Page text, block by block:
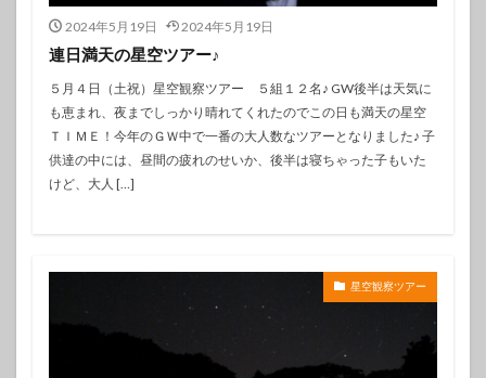
2024年5月19日 2024年5月19日
連日満天の星空ツアー♪
５月４日（土祝）星空観察ツアー ５組１２名♪ GW後半は天気に
も恵まれ、夜までしっかり晴れてくれたのでこの日も満天の星空
ＴＩＭＥ！今年のＧＷ中で一番の大人数なツアーとなりました♪ 子
供達の中には、昼間の疲れのせいか、後半は寝ちゃった子もいた
けど、大人 […]
星空観察ツアー